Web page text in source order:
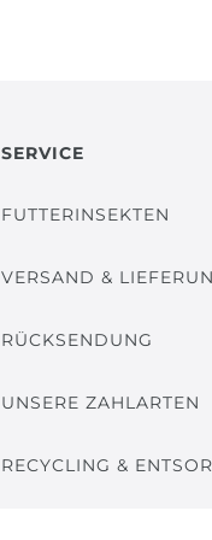
SERVICE
FUTTERINSEKTEN
VERSAND &
RÜCKSENDUNG
UNSERE ZAHLARTEN
RECYCLING &